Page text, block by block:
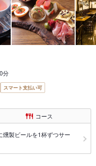
分
スマート支払い可
コース
燻製ビールを1杯ずつサー